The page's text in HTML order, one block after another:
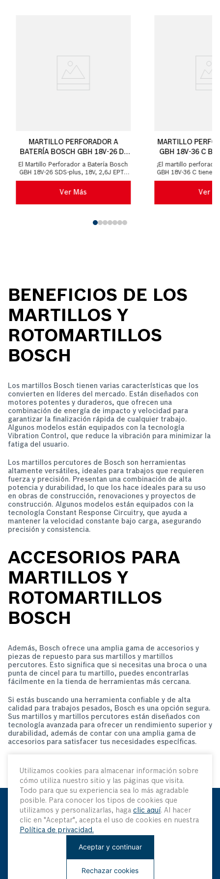
Utilizamos cookies para almacenar información sobre
cómo utiliza nuestro sitio y las páginas que visita.
Todo para que su experiencia sea lo más agradable
posible. Para conocer los tipos de cookies que
utilizamos y personalizarlas, haga clic aquí. Al hacer
clic en "Aceptar", acepta el uso de cookies en nuestra
Política de privacidad.
Rechazar cookies
Aceptar y continuar
MARTILLO PERFORADOR A
BATERÍA BOSCH GBH 18V-26 D,
18V COM SDS PLUS SB
El Martillo Perforador a Batería Bosch
GBH 18V-26 SDS-plus, 18V, 2,6J EPTA
es tan potente cuanto el reconocido
Martillo ...
Ver Más
MARTILLO
GBH 18V-36 C
¡El martillo
GBH 18V-36 C tiene
que un martillo
de
Ver
BENEFICIOS DE LOS
MARTILLOS Y
ROTOMARTILLOS
BOSCH
Los martillos Bosch tienen varias características que los
convierten en líderes del mercado. Están diseñados con
motores potentes y duraderos, que ofrecen una
combinación de energía de impacto y velocidad para
garantizar la finalización rápida de cualquier trabajo.
Algunos modelos están equipados con la tecnología
Vibration Control, que reduce la vibración para minimizar la
fatiga del usuario.
Los martillos percutores de Bosch son herramientas
altamente versátiles, ideales para trabajos que requieren
fuerza y precisión. Presentan una combinación de alta
potencia y durabilidad, lo que los hace ideales para su uso
en obras de construcción, renovaciones y proyectos de
construcción. Algunos modelos están equipados con la
tecnología Constant Response Circuitry, que ayuda a
mantener la velocidad constante bajo carga, asegurando
precisión y consistencia.
ACCESORIOS PARA
MARTILLOS Y
ROTOMARTILLOS
BOSCH
Además, Bosch ofrece una amplia gama de accesorios y
piezas de repuesto para sus martillos y martillos
percutores. Esto significa que si necesitas una broca o una
punta de cincel para tu martillo, puedes encontrarlas
fácilmente en la tienda de herramientas más cercana.
Si estás buscando una herramienta confiable y de alta
calidad para trabajos pesados, Bosch es una opción segura.
Sus martillos y martillos percutores están diseñados con
tecnología avanzada para ofrecer un rendimiento superior y
durabilidad, además de contar con una amplia gama de
accesorios para satisfacer tus necesidades específicas.
Mantenme Actualizado
y ofertas especiales